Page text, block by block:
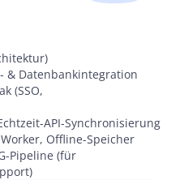
& Datenbankintegration
(SSO,
API-Synchronisierung
Offline-Speicher
Pipeline (für